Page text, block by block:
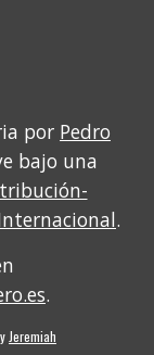
por Pedro
bajo una
.
.
y Jeremiah